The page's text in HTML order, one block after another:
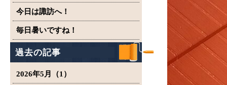
今日は諏訪へ！
毎日暑いですね！
過去の記事
2026年5月（1）